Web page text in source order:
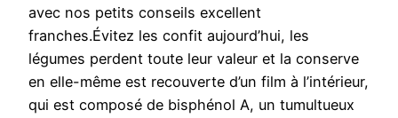
avec nos petits conseils excellent
franches.Évitez les confit aujourd’hui, les
légumes perdent toute leur valeur et la conserve
en elle-même est recouverte d’un film à l’intérieur,
qui est composé de bisphénol A, un tumultueux